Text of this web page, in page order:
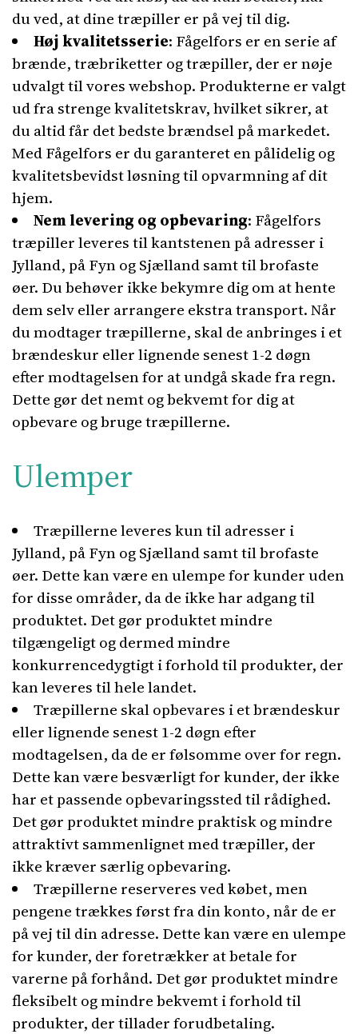
du ved, at dine træpiller er på vej til dig.
Høj kvalitetsserie: Fågelfors er en serie af
brænde, træbriketter og træpiller, der er nøje
udvalgt til vores webshop. Produkterne er valgt
ud fra strenge kvalitetskrav, hvilket sikrer, at
du altid får det bedste brændsel på markedet.
Med Fågelfors er du garanteret en pålidelig og
kvalitetsbevidst løsning til opvarmning af dit
hjem.
Nem levering og opbevaring: Fågelfors
træpiller leveres til kantstenen på adresser i
Jylland, på Fyn og Sjælland samt til brofaste
øer. Du behøver ikke bekymre dig om at hente
dem selv eller arrangere ekstra transport. Når
du modtager træpillerne, skal de anbringes i et
brændeskur eller lignende senest 1-2 døgn
efter modtagelsen for at undgå skade fra regn.
Dette gør det nemt og bekvemt for dig at
opbevare og bruge træpillerne.
Ulemper
Træpillerne leveres kun til adresser i
Jylland, på Fyn og Sjælland samt til brofaste
øer. Dette kan være en ulempe for kunder uden
for disse områder, da de ikke har adgang til
produktet. Det gør produktet mindre
tilgængeligt og dermed mindre
konkurrencedygtigt i forhold til produkter, der
kan leveres til hele landet.
Træpillerne skal opbevares i et brændeskur
eller lignende senest 1-2 døgn efter
modtagelsen, da de er følsomme over for regn.
Dette kan være besværligt for kunder, der ikke
har et passende opbevaringssted til rådighed.
Det gør produktet mindre praktisk og mindre
attraktivt sammenlignet med træpiller, der
ikke kræver særlig opbevaring.
Træpillerne reserveres ved købet, men
pengene trækkes først fra din konto, når de er
på vej til din adresse. Dette kan være en ulempe
for kunder, der foretrækker at betale for
varerne på forhånd. Det gør produktet mindre
fleksibelt og mindre bekvemt i forhold til
produkter, der tillader forudbetaling.